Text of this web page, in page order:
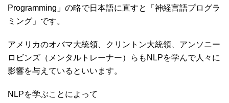
Programming」の略で日本語に直すと「神経言語プログラ
ミング」です。
アメリカのオバマ大統領、クリントン大統領、アンソニー
ロビンズ（メンタルトレーナー）らもNLPを学んで人々に
影響を与えているといいます。
NLPを学ぶことによって